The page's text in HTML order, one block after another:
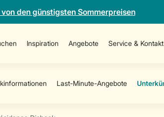
den günstigsten Sommerpreisen
Inspiration Angebote Service & Kontakt